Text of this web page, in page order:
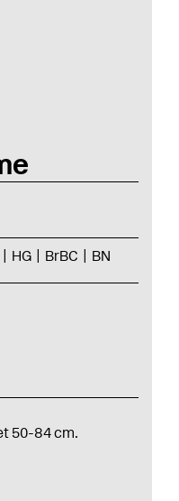
HG BrBC BN
50-84 cm.